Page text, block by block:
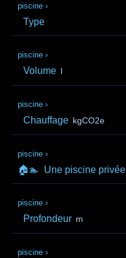
piscine ›
Type
piscine ›
Volume l
piscine ›
Chauffage kgCO2e
piscine ›
🏠🏊 Une piscine privée
piscine ›
Profondeur m
piscine ›